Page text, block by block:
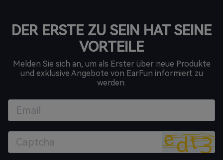
DER ERSTE ZU SEIN HAT SEINE
VORTEILE
Melden Sie sich an, um als Erster über neue Produkte
und exklusive Angebote von EarFun informiert zu
werden.